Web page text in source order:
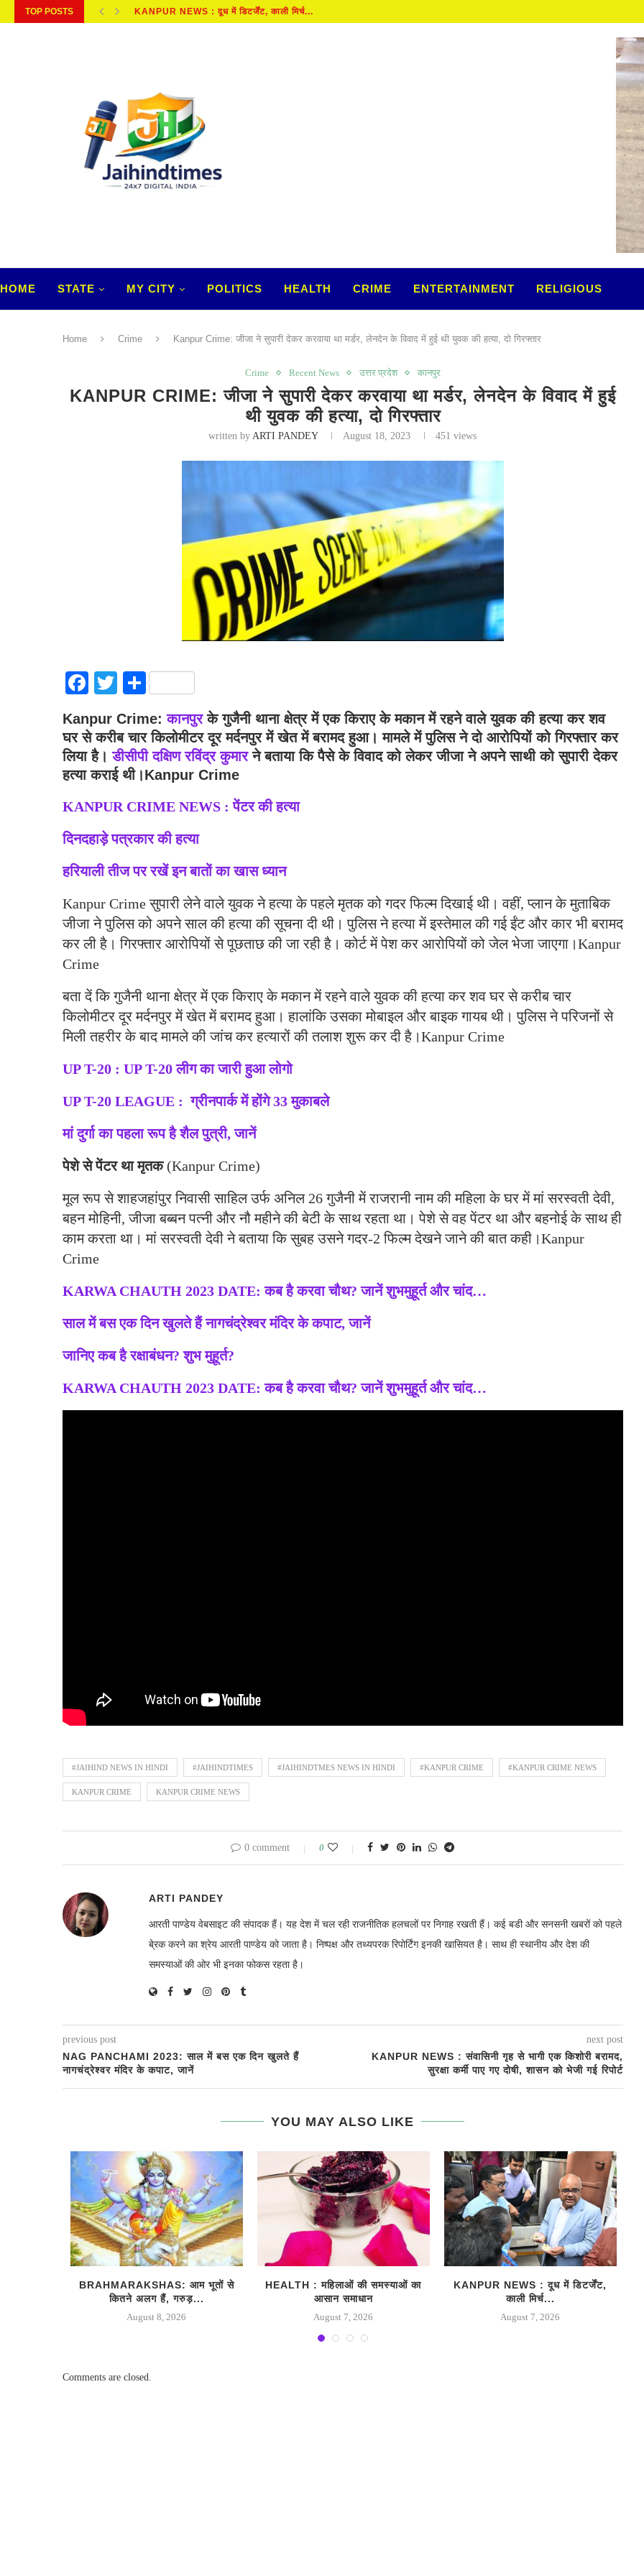
TOP POSTS KANPUR NEWS : दूध में डिटर्जेंट, काली मिर्च...
HOME STATE MY CITY POLITICS HEALTH CRIME ENTERTAINMENT RELIGIOUS
Home Crime Kanpur Crime: जीजा ने सुपारी देकर करवाया था मर्डर, लेनदेन के विवाद में हुई थी युवक की हत्या, दो गिरफ्तार
Crime Recent News उत्तर प्रदेश कानपुर
KANPUR CRIME: जीजा ने सुपारी देकर करवाया था मर्डर, लेनदेन के विवाद में हुई
थी युवक की हत्या, दो गिरफ्तार
written byARTI PANDEY August 18, 2023 451 views
Facebook
Twitter
Share
Kanpur Crime:कानपुरके गुजैनी थाना क्षेत्र में एक किराए के मकान में रहने वाले युवक की हत्या कर शव
घर से करीब चार किलोमीटर दूर मर्दनपुर में खेत में बरामद हुआ। मामले में पुलिस ने दो आरोपियों को गिरफ्तार कर
लिया है।डीसीपी दक्षिण रविंद्र कुमारने बताया कि पैसे के विवाद को लेकर जीजा ने अपने साथी को सुपारी देकर
हत्या कराई थी।Kanpur Crime
KANPUR CRIME NEWS : पेंटर की हत्या
दिनदहाड़े पत्रकार की हत्या
हरियाली तीज पर रखें इन बातों का खास ध्यान
Kanpur Crime सुपारी लेने वाले युवक ने हत्या के पहले मृतक को गदर फिल्म दिखाई थी। वहीं, प्लान के मुताबिक
जीजा ने पुलिस को अपने साल की हत्या की सूचना दी थी। पुलिस ने हत्या में इस्तेमाल की गई ईंट और कार भी बरामद
कर ली है। गिरफ्तार आरोपियों से पूछताछ की जा रही है। कोर्ट में पेश कर आरोपियों को जेल भेजा जाएगा।Kanpur
Crime
बता दें कि गुजैनी थाना क्षेत्र में एक किराए के मकान में रहने वाले युवक की हत्या कर शव घर से करीब चार
किलोमीटर दूर मर्दनपुर में खेत में बरामद हुआ। हालांकि उसका मोबाइल और बाइक गायब थी। पुलिस ने परिजनों से
मिली तहरीर के बाद मामले की जांच कर हत्यारों की तलाश शुरू कर दी है।Kanpur Crime
UP T-20 : UP T-20 लीग का जारी हुआ लोगो
UP T-20 LEAGUE : ग्रीनपार्क में होंगे 33 मुकाबले
मां दुर्गा का पहला रूप है शैल पुत्री, जानें
पेशे से पेंटर था मृतक(Kanpur Crime)
मूल रूप से शाहजहांपुर निवासी साहिल उर्फ अनिल 26 गुजैनी में राजरानी नाम की महिला के घर में मां सरस्वती देवी,
बहन मोहिनी, जीजा बब्बन पत्नी और नौ महीने की बेटी के साथ रहता था। पेशे से वह पेंटर था और बहनोई के साथ ही
काम करता था। मां सरस्वती देवी ने बताया कि सुबह उसने गदर-2 फिल्म देखने जाने की बात कही।Kanpur
Crime
KARWA CHAUTH 2023 DATE: कब है करवा चौथ? जानें शुभमुहूर्त और चांद…
साल में बस एक दिन खुलते हैं नागचंद्रेश्वर मंदिर के कपाट, जानें
जानिए कब है रक्षाबंधन? शुभ मुहूर्त?
KARWA CHAUTH 2023 DATE: कब है करवा चौथ? जानें शुभमुहूर्त और चांद…
#JAIHIND NEWS IN HINDI #JAIHINDTIMES #JAIHINDTMES NEWS IN HINDI #KANPUR CRIME #KANPUR CRIME NEWS
KANPUR CRIME KANPUR CRIME NEWS
0 comment 0
ARTI PANDEY
आरती पाण्डेय वेबसाइट की संपादक हैं। यह देश में चल रही राजनीतिक हलचलों पर निगाह रखती हैं। कई बडी और सनसनी खबरों को पहले
बे्रक करने का श्रेय आरती पाण्डेय को जाता है। निष्पक्ष और तथ्यपरक रिपोर्टिंग इनकी खासियत है। साथ ही स्थानीय और देश की
समस्याओं की ओर भी इनका फोकस रहता है।
previous post
NAG PANCHAMI 2023: साल में बस एक दिन खुलते हैं
नागचंद्रेश्वर मंदिर के कपाट, जानें
next post
KANPUR NEWS : संवासिनी गृह से भागी एक किशोरी बरामद,
सुरक्षा कर्मी पाए गए दोषी, शासन को भेजी गई रिपोर्ट
YOU MAY ALSO LIKE
BRAHMARAKSHAS: आम भूतों से
कितने अलग हैं, गरुड़...
August 8, 2026
HEALTH : महिलाओं की समस्‍याओं का
आसान समाधान
August 7, 2026
KANPUR NEWS : दूध में डिटर्जेंट,
काली मिर्च...
August 7, 2026
Comments are closed.